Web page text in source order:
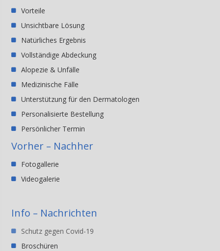
Vorteile
Unsichtbare Lösung
Natürliches Ergebnis
Vollständige Abdeckung
Alopezie & Unfälle
Medizinische Fälle
Unterstützung für den Dermatologen
Personalisierte Bestellung
Persönlicher Termin
Vorher – Nachher
Fotogallerie
Videogalerie
Info – Nachrichten
Schutz gegen Covid-19
Broschüren